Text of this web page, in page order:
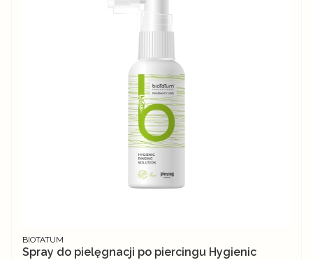
Spray do pielęgnacji po piercingu Hygienic
PRODUCENT
BIOTATUM